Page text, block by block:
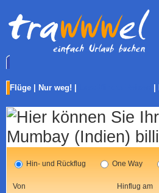
Flüge Nur weg!
Hin- und Rückflug One Way
Von Hinflug am